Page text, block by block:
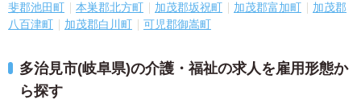
斐郡池田町
本巣郡北方町 加茂郡坂祝町 加茂郡富加町
加茂郡
八百津町
加茂郡白川町 可児郡御嵩町
多治見市(岐阜県)の介護・福祉の求人を雇用形態か
ら探す